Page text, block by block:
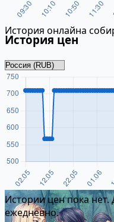
История онлайна
История цен
Истории цен пока
ежедневно.